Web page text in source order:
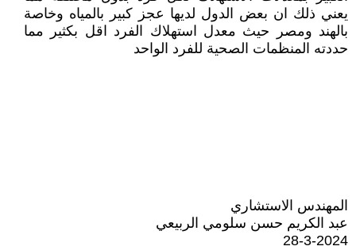
يعني ذلك ان بعض الدول لديها عجز كبير بالمياه وخاصة
بالهند ومصر حيث معدل استهلاك الفرد اقل بكثير مما
حددته المنظمات الصحية للفرد الواحد
المهندس الاستشاري
عبد الكريم حسن سلومي الربيعي
28-3-2024